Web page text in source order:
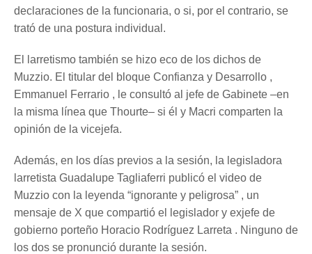
declaraciones de la funcionaria, o si, por el contrario, se
trató de una postura individual.
El larretismo también se hizo eco de los dichos de
Muzzio. El titular del bloque Confianza y Desarrollo ,
Emmanuel Ferrario , le consultó al jefe de Gabinete –en
la misma línea que Thourte– si él y Macri comparten la
opinión de la vicejefa.
Además, en los días previos a la sesión, la legisladora
larretista Guadalupe Tagliaferri publicó el video de
Muzzio con la leyenda “ignorante y peligrosa” , un
mensaje de X que compartió el legislador y exjefe de
gobierno porteño Horacio Rodríguez Larreta . Ninguno de
los dos se pronunció durante la sesión.